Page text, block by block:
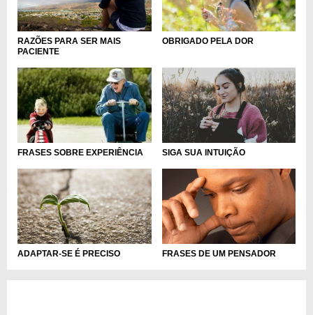
RAZÕES PARA SER MAIS
PACIENTE
OBRIGADO PELA DOR
FRASES SOBRE EXPERIÊNCIA SIGA SUA INTUIÇÃO
ADAPTAR-SE É PRECISO FRASES DE UM PENSADOR